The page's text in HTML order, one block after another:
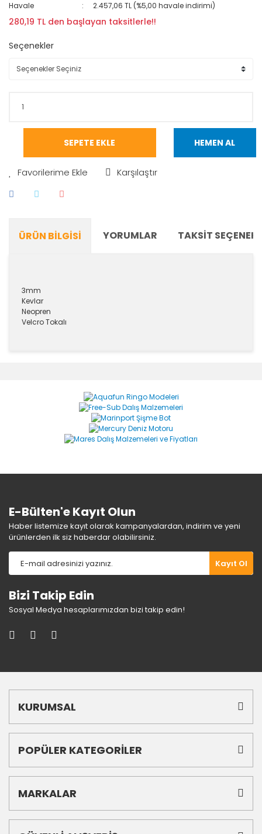
Havale
2.457,06 TL (%5,00 havale indirimi)
280,19 TL den başlayan taksitlerle!!
Seçenekler
SEPETE EKLE HEMEN AL
Karşılaştır
ÜRÜN BILGISI YORUMLAR TAKSIT
3mm
Kevlar
Neopren
Velcro Tokalı
Yorum Yaz
Ürün resmi kalitesiz, bozuk veya görüntülenemiyor.
Ürün açıklamasında eksik bilgiler bulunuyor.
Ürün bilgilerinde hatalar bulunuyor.
E-Bülten'e Kayıt Olun
Haber listemize kayıt olarak kampanyalardan, indirim ve yeni
ürünlerden ilk siz haberdar olabilirsiniz.
Kayıt Ol
Bizi Takip Edin
Sosyal Medya hesaplarımızdan bizi takip edin!
KURUMSAL
POPÜLER KATEGORİLER
MARKALAR